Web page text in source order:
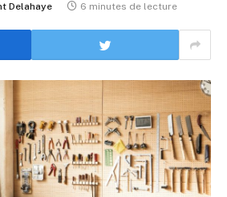
Delahaye 6 minutes de lecture